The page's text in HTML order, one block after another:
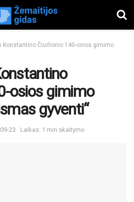
Konstantino Čiurlionio 140-osios gimimo
osios gimimo
gyventi“
23 Laikas: 1 min skaitymo